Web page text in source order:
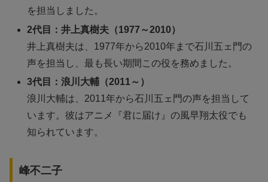
を担当しました。
2代目：井上真樹夫（1977～2010）
井上真樹夫は、1977年から2010年まで石川五ェ門の
声を担当し、最も長い期間この役を務めました。
3代目：浪川大輔（2011～）
浪川大輔は、2011年から石川五ェ門の声を担当して
います。彼はアニメ『君に届け』の風早翔太役でも
知られています。
峰不二子